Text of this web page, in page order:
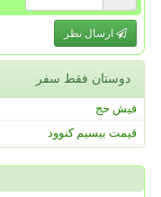
ارسال نظر
دوستان فقط سفر
فیش حج
قیمت بیسیم کنوود